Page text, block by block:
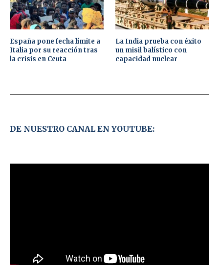
España pone fecha límite a
Italia por su reacción tras
la crisis en Ceuta
La India prueba con éxito
un misil balístico con
capacidad nuclear
DE NUESTRO CANAL EN YOUTUBE: